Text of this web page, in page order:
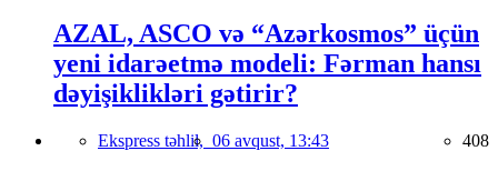
AZAL, ASCO və “Azərkosmos” üçün
yeni idarəetmə modeli: Fərman hansı
dəyişiklikləri gətirir?
Ekspress təhlil, 06 avqust, 13:43 408